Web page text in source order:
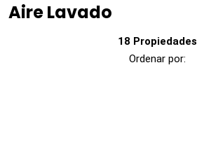
Aire Lavado
18 Propiedades
Ordenar por: